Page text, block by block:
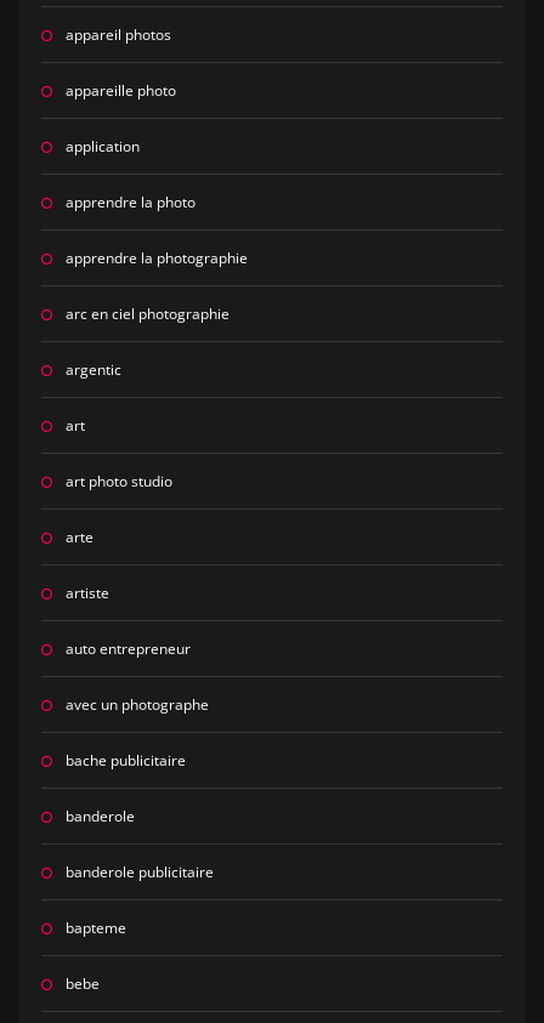
appareil photos
appareille photo
application
apprendre la photo
apprendre la photographie
arc en ciel photographie
argentic
art
art photo studio
arte
artiste
auto entrepreneur
avec un photographe
bache publicitaire
banderole
banderole publicitaire
bapteme
bebe